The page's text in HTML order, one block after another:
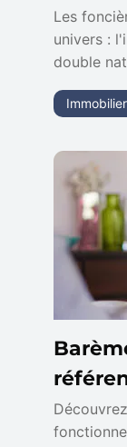
Les
univers :
double
Immobilier
votre